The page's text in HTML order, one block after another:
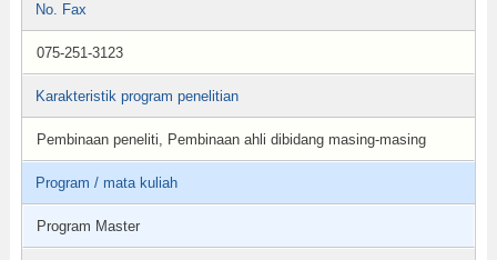
No. Fax
075-251-3123
Karakteristik program penelitian
Pembinaan peneliti, Pembinaan ahli dibidang masing-masing
Program / mata kuliah
Program Master